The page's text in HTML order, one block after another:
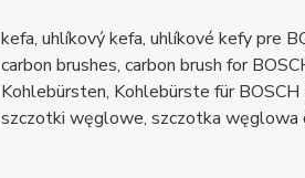
kefa, uhlíkový kefa, uhlíkové kefy
carbon brushes, carbon brush for
Kohlebürsten, Kohlebürste für
szczotki węglowe, szczotka